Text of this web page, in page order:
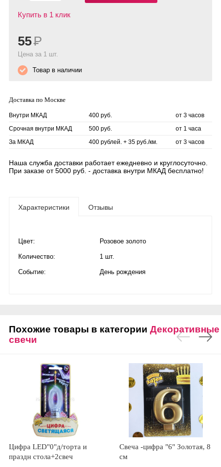
Купить в 1 клик
55Р
Цена за 1 шт.
Товар в наличии
Доставка по Москве
Внутри МКАД 400 руб.
от 3 часов
Срочная внутри МКАД
500 руб.
от 1 часа
За МКАД
400 рублей. + 35 руб./км. от 3 часов
Наша служба доставки работает ежедневно и круглосуточно.
При заказе от 5000 руб. - доставка внутри МКАД бесплатно!
Характеристики Отзывы
Цвет: Розовое золото
Количество: 1 шт.
Событие: День рождения
Похожие товары в категории Декоративные
свечи
Цифра LED"0"д/торта и
праздн стола+2свеч
Свеча -цифра "6" Золотая, 8
см